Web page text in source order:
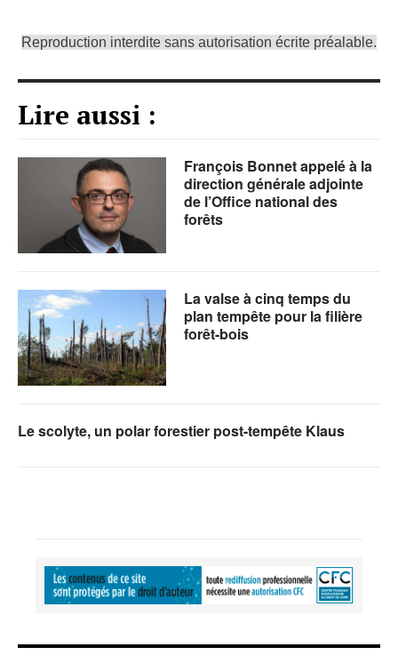
Reproduction interdite sans autorisation écrite préalable.
Lire aussi :
François Bonnet appelé à la
direction générale adjointe
de l’Office national des
forêts
La valse à cinq temps du
plan tempête pour la filière
forêt-bois
Le scolyte, un polar forestier post-tempête Klaus